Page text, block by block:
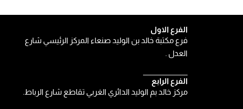
الفرع الاول
فرع مكتبة خالد بن الوليد صنعاء المركز الرئيسي شارع
العدل .
الفرع الرابع
مركز خالد بم الوليد الدائري الغربي تقاطع شارع الرباط.